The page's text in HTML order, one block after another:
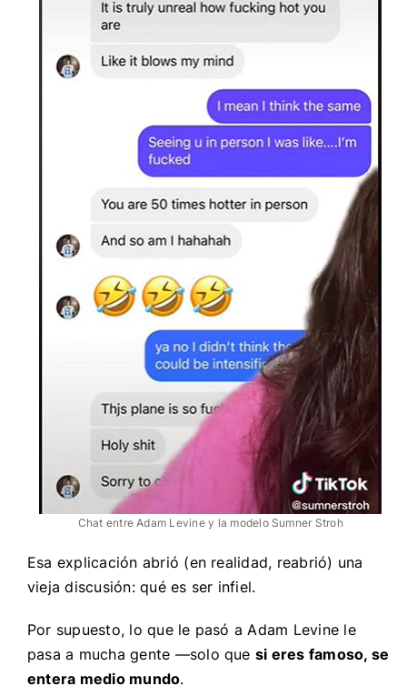
Chat entre Adam Levine y la modelo Sumner Stroh
Esa explicación abrió (en realidad, reabrió) una
vieja discusión: qué es ser infiel.
Por supuesto, lo que le pasó a Adam Levine le
pasa a mucha gente —solo que si eres famoso, se
entera medio mundo.